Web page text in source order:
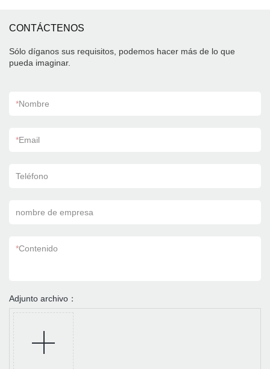
CONTÁCTENOS
Sólo díganos sus requisitos, podemos hacer más de lo que
pueda imaginar.
*Nombre
*Email
Teléfono
nombre de empresa
*Contenido
Adjunto archivo：